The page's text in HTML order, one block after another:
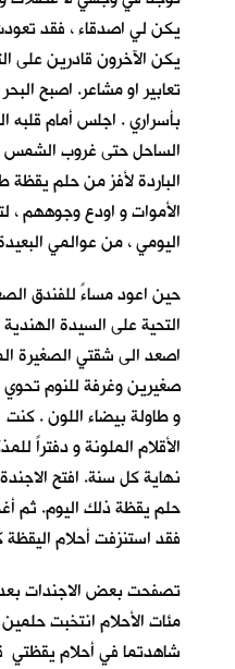
يكن لي اصدقاء ، فقد
يكن الآخرون قادرين على
تعابير او مشاعر. اصبح
بأسراري . اجلس أمام
الساحل حتى غروب الشمس
الباردة لأفز من حلم
الأموات و اودع وجوههم ،
اليومي ، من عوالمي
حين اعود مساءً للفندق
التحية على السيدة
اصعد الى شقتي الصغيرة
صغيرين وغرفة للنوم
و طاولة بيضاء اللون .
الأقلام الملونة و دفتراً
نهاية كل سنة. افتح
حلم يقظة ذلك اليوم. ثم
فقد استنزفت أحلام
تصفحت بعض الاجندات
مئات الأحلام انتخبت
شاهدتما في أحلام يقظتي